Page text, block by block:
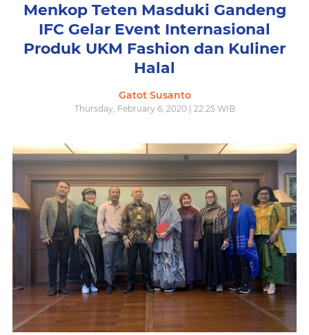
Menkop Teten Masduki Gandeng
IFC Gelar Event Internasional
Produk UKM Fashion dan Kuliner
Halal
Gatot Susanto
Thursday, February 6, 2020 | 22:25 WIB